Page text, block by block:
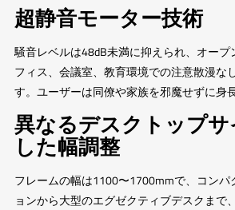
超静音モーター技術
騒音レベルは48dB未満に抑えられ、オー
フィス、会議室、教育環境での注意散漫な
す。ユーザーは同僚や家族を邪魔せずに身
異なるデスクトップ
した幅調整
フレームの幅は1100〜1700mmで、コンパ
ョンから大型のエグゼクティブデスクまで